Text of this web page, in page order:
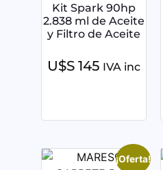
Kit Spark 90hp
2.838 ml de Aceite
y Filtro de Aceite
U$S 145 IVA inc
¡Oferta!